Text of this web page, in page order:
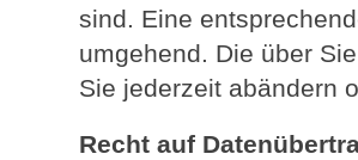
sind. Eine
umgehend. Die über
Sie jederzeit abändern
Recht auf